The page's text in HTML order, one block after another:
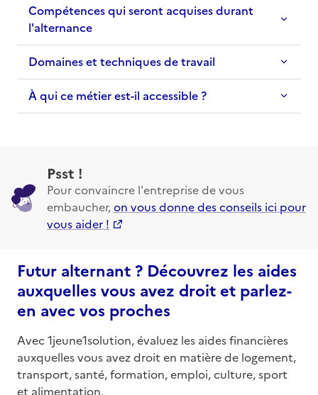
Compétences qui seront acquises durant
l'alternance
Domaines et techniques de travail
À qui ce métier est-il accessible ?
Psst !
Pour convaincre l'entreprise de vous
embaucher,on vous donne des conseils ici pour
vous aider !
Futur alternant ? Découvrez les aides
auxquelles vous avez droit et parlez-
en avec vos proches
Avec 1jeune1solution, évaluez les aides financières
auxquelles vous avez droit en matière de logement,
transport, santé, formation, emploi, culture, sport
et alimentation.